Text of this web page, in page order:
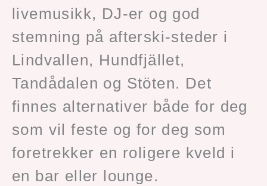
livemusikk, DJ-er og god
stemning på afterski-steder i
Lindvallen, Hundfjället,
Tandådalen og Stöten. Det
finnes alternativer både for deg
som vil feste og for deg som
foretrekker en roligere kveld i
en bar eller lounge.